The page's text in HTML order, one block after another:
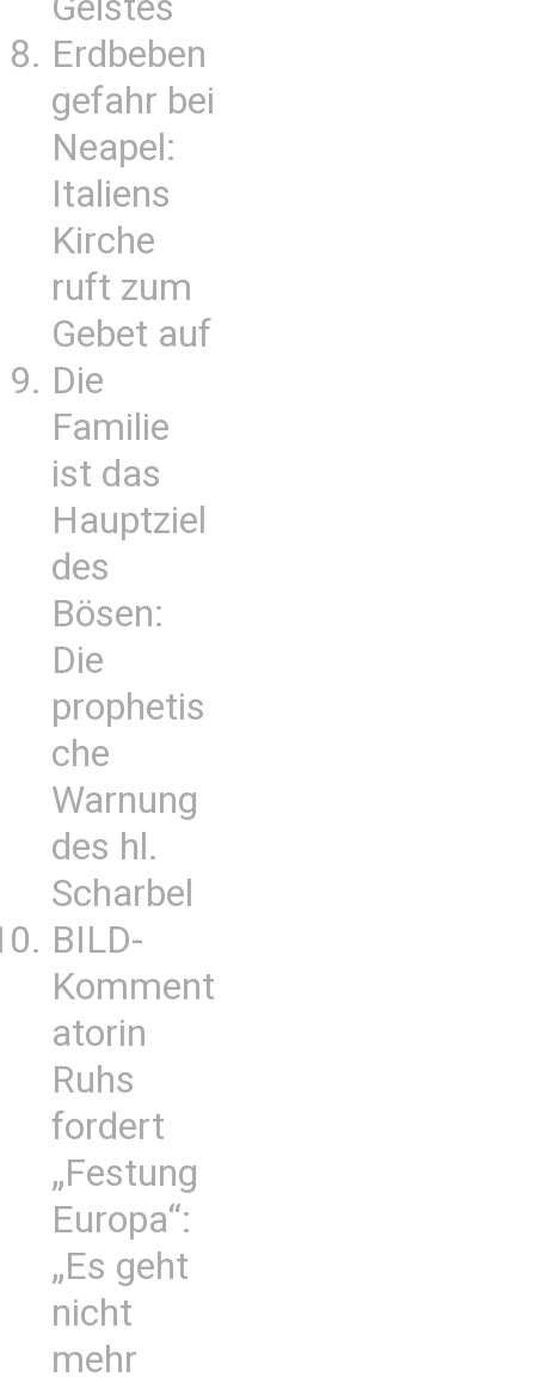
Erdbeben
gefahr bei
Neapel:
Italiens
Kirche
ruft zum
Gebet auf
Die
Familie
ist das
Hauptziel
des
Bösen:
Die
prophetis
che
Warnung
des hl.
Scharbel
BILD-
Komment
atorin
Ruhs
fordert
„Festung
Europa“:
„Es geht
nicht
mehr